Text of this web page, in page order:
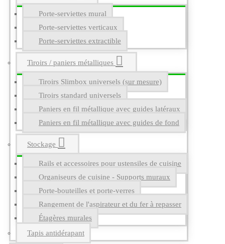
Porte-serviettes mural
Porte-serviettes verticaux
Porte-serviettes extractible
Tiroirs / paniers métalliques
Tiroirs Slimbox universels (sur mesure)
Tiroirs standard universels
Paniers en fil métallique avec guides latéraux
Paniers en fil métallique avec guides de fond
Stockage
Rails et accessoires pour ustensiles de cuisine
Organiseurs de cuisine - Supports muraux
Porte-bouteilles et porte-verres
Rangement de l'aspirateur et du fer à repasser
Étagères murales
Tapis antidérapant